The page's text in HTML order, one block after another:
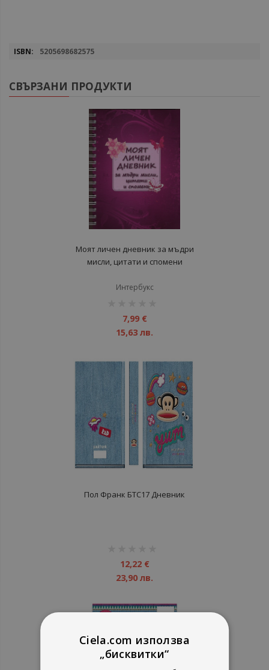
Повече
5205698682575
СВЪРЗАНИ ПРОДУКТИ
Моят личен дневник за мъдри
мисли, цитати и спомени
Интербукс
7,99 €
15,63 лв.
Пол Франк БТС17 Дневник
12,22 €
23,90 лв.
Ciela.com използва
„бисквитки“